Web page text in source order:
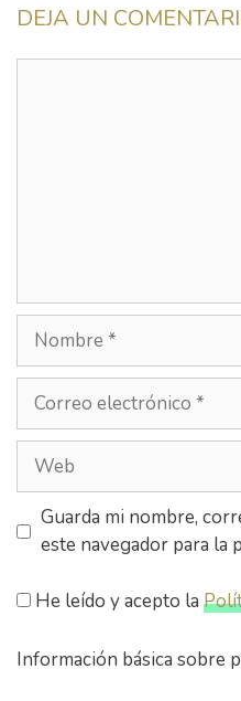
DEJA UN
Guarda mi nombre,
este navegador para la
He leído y acepto la
Información básica sobre